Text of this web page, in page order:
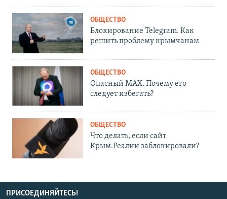
ОБЩЕСТВО
Блокирование Telegram. Как
решить проблему крымчанам
ОБЩЕСТВО
Опасный MAX. Почему его
следует избегать?
ОБЩЕСТВО
Что делать, если сайт
Крым.Реалии заблокировали?
ПРИСОЕДИНЯЙТЕСЬ!